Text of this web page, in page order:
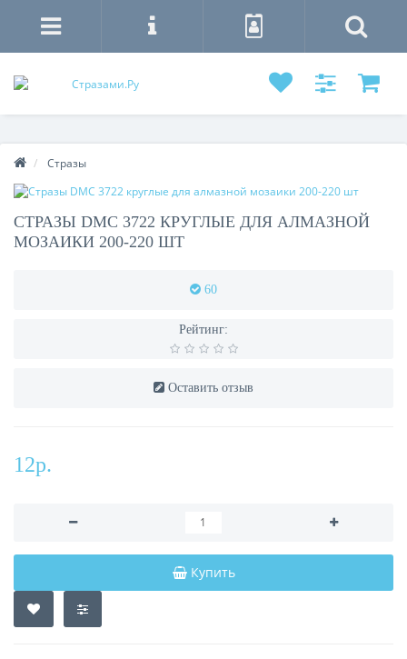
Стразы
СТРАЗЫ DMC 3722 КРУГЛЫЕ ДЛЯ АЛМАЗНОЙ
МОЗАИКИ 200-220 ШТ
60
Рейтинг:
Оставить отзыв
12р.
Купить